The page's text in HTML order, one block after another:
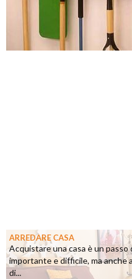
ARREDARE CASA
Acquistare una casa è un passo
importante e difficile, ma anche
di...